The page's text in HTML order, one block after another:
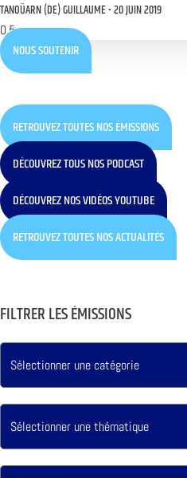
TANOÜARN (DE) GUILLAUME 20 JUIN 2019
NOUS SOUTENIR
RETROUVEZ TOUTES NOS ÉMISSIONS
DÉCOUVREZ TOUS NOS PODCAST
DÉCOUVREZ NOS VIDÉOS YOUTUBE
RETROUVEZ TOUTES NOS ACTUALITÉS
FILTRER LES ÉMISSIONS